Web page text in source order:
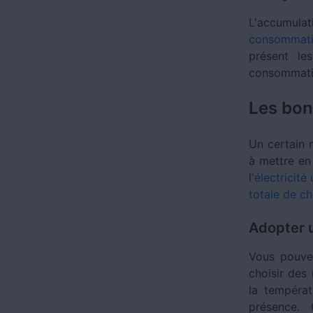
présent
Les
Un certain
à mettre
l'électricité
totale de
Adopter
Vous
choisir des
la